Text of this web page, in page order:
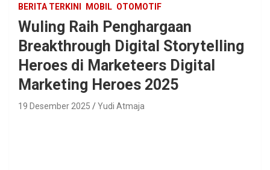
BERITA TERKINI MOBIL OTOMOTIF
Wuling Raih Penghargaan
Breakthrough Digital Storytelling
Heroes di Marketeers Digital
Marketing Heroes 2025
19 Desember 2025 Yudi Atmaja